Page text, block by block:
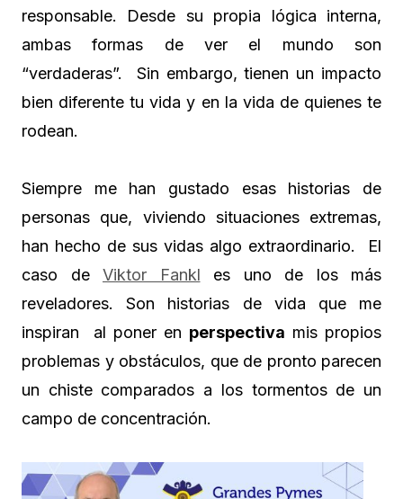
responsable. Desde su propia lógica interna,
ambas formas de ver el mundo son
“verdaderas”. Sin embargo, tienen un impacto
bien diferente tu vida y en la vida de quienes te
rodean.
Siempre me han gustado esas historias de
personas que, viviendo situaciones extremas,
han hecho de sus vidas algo extraordinario. El
caso de Viktor Fankl es uno de los más
reveladores. Son historias de vida que me
inspiran al poner en perspectiva mis propios
problemas y obstáculos, que de pronto parecen
un chiste comparados a los tormentos de un
campo de concentración.